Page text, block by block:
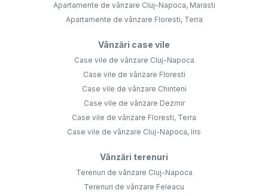
Apartamente de vânzare Cluj-Napoca, Marasti
Apartamente de vânzare Floresti, Terra
Vânzări case vile
Case vile de vânzare Cluj-Napoca
Case vile de vânzare Floresti
Case vile de vânzare Chinteni
Case vile de vânzare Dezmir
Case vile de vânzare Floresti, Terra
Case vile de vânzare Cluj-Napoca, Iris
Vânzări terenuri
Terenuri de vânzare Cluj-Napoca
Terenuri de vânzare Feleacu